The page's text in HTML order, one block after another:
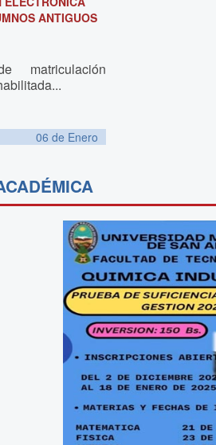
ANTIGUOS
matriculación
06 de Enero